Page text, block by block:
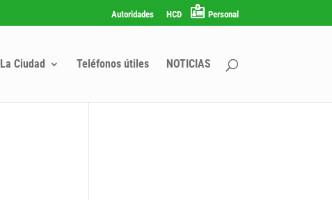
Autoridades HCD Personal
La Ciudad Teléfonos útiles NOTICIAS